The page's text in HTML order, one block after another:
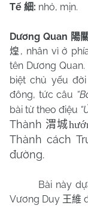
Tế 細: nhỏ, mịn.
Dương Quan 陽關
煌 , nhân vì ở
tên Dương
biệt chủ yếu
đông, tức câu
bài từ theo điệu
Thành 渭城
Thành cách
đường.
Bài này
Vương Duy 王維